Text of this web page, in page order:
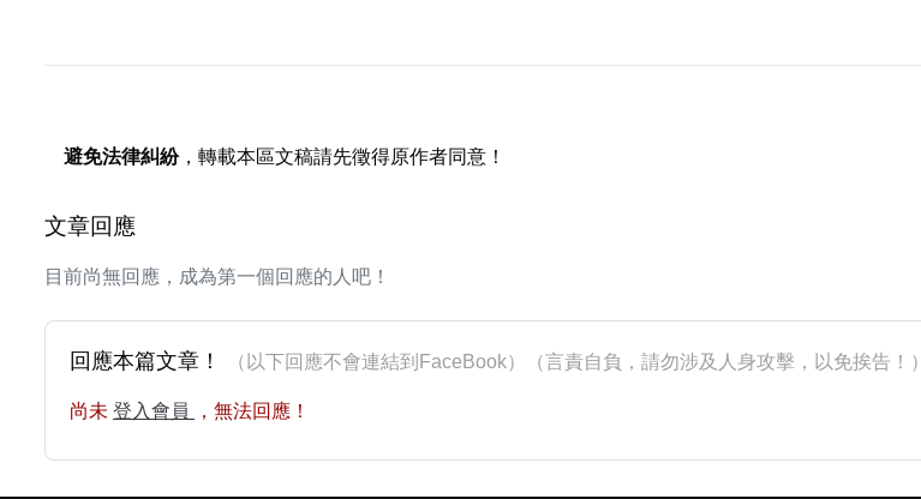
避免法律糾紛，轉載本區文稿請先徵得原作者同意！
文章回應
目前尚無回應，成為第一個回應的人吧！
回應本篇文章！ （以下回應不會連結到FaceBook）（言責自負，請勿涉及人身攻擊，以免挨告！）
尚未 登入會員 ，無法回應！